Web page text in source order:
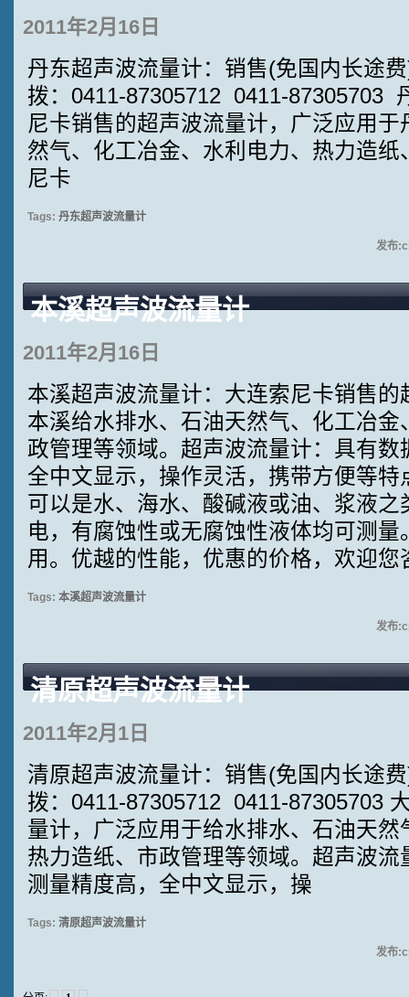
2011年2月16日
丹东超声波流量计：销售(免国内长
拨：0411-87305712 0411-87305703
尼卡销售的超声波流量计，广泛应用
然气、化工冶金、水利电力、热力造
尼卡
Tags: 丹东超声波流量计
发布
本溪超声波流量计
2011年2月16日
本溪超声波流量计：大连索尼卡销售
本溪给水排水、石油天然气、化工冶
政管理等领域。超声波流量计：具有
全中文显示，操作灵活，携带方便等
可以是水、海水、酸碱液或油、浆液
电，有腐蚀性或无腐蚀性液体均可测
用。优越的性能，优惠的价格，欢迎
Tags: 本溪超声波流量计
发布
清原超声波流量计
2011年2月1日
清原超声波流量计：销售(免国内长
拨：0411-87305712 0411-87305703
量计，广泛应用于给水排水、石油天
热力造纸、市政管理等领域。超声波
测量精度高，全中文显示，操
Tags: 清原超声波流量计
发布